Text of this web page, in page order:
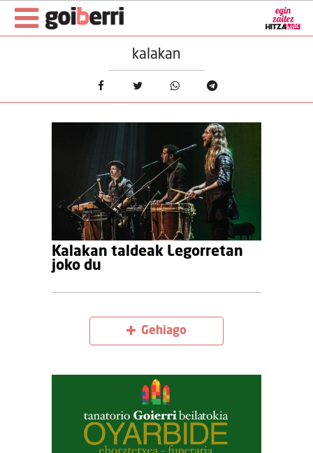
kalakan
Kalakan taldeak Legorretan
joko du
Gehiago